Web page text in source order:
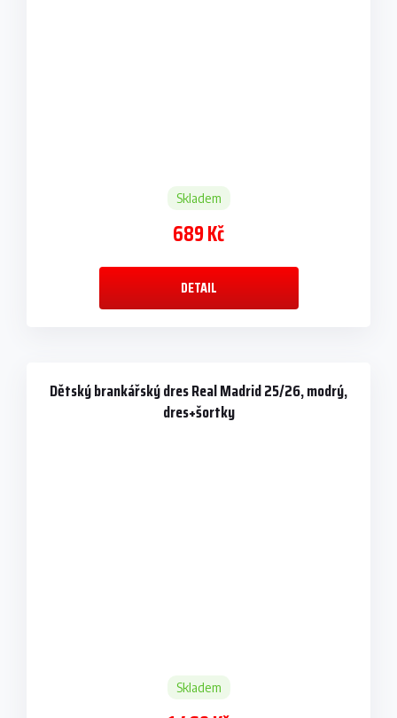
Skladem
689 Kč
DETAIL
Dětský brankářský dres Real Madrid 25/26, modrý,
dres+šortky
Skladem